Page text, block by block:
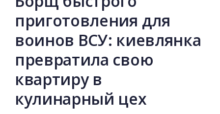
приготовления для
воинов ВСУ: киевлянка
превратила свою
квартиру в
кулинарный цех